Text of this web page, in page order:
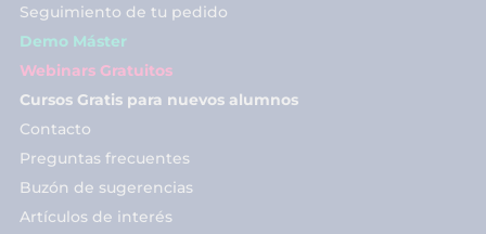
Seguimiento de tu pedido
Demo Máster
Webinars Gratuitos
Cursos Gratis para nuevos alumnos
Contacto
Preguntas frecuentes
Buzón de sugerencias
Artículos de interés